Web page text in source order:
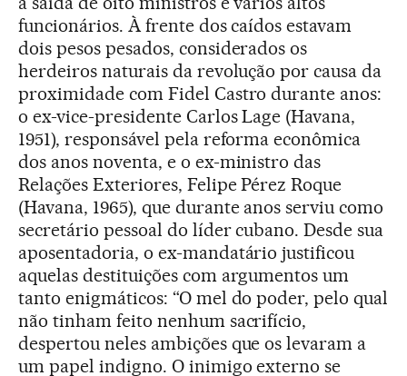
funcionários. À frente dos caídos estavam
dois pesos pesados, considerados os
herdeiros naturais da revolução por causa da
proximidade com Fidel Castro durante anos:
o ex-vice-presidente Carlos Lage (Havana,
1951), responsável pela reforma econômica
dos anos noventa, e o ex-ministro das
Relações Exteriores, Felipe Pérez Roque
(Havana, 1965), que durante anos serviu como
secretário pessoal do líder cubano. Desde sua
aposentadoria, o ex-mandatário justificou
aquelas destituições com argumentos um
tanto enigmáticos: “O mel do poder, pelo qual
não tinham feito nenhum sacrifício,
despertou neles ambições que os levaram a
um papel indigno. O inimigo externo se